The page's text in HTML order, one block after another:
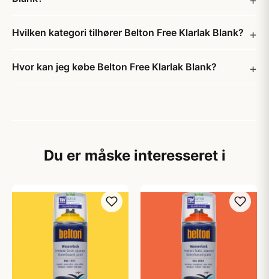
Hvilken kategori tilhører Belton Free Klarlak Blank?
Hvor kan jeg købe Belton Free Klarlak Blank?
Du er måske interesseret i